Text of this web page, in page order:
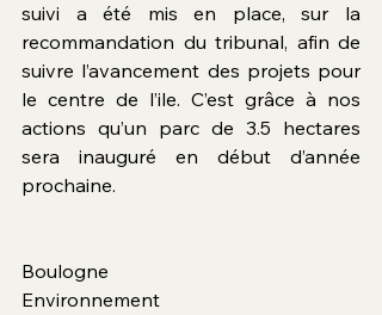
suivi a été mis en place, sur la
recommandation du tribunal, afin de
suivre l’avancement des projets pour
le centre de l’ile. C’est grâce à nos
actions qu’un parc de 3.5 hectares
sera inauguré en début d’année
prochaine.
Boulogne
Environnement